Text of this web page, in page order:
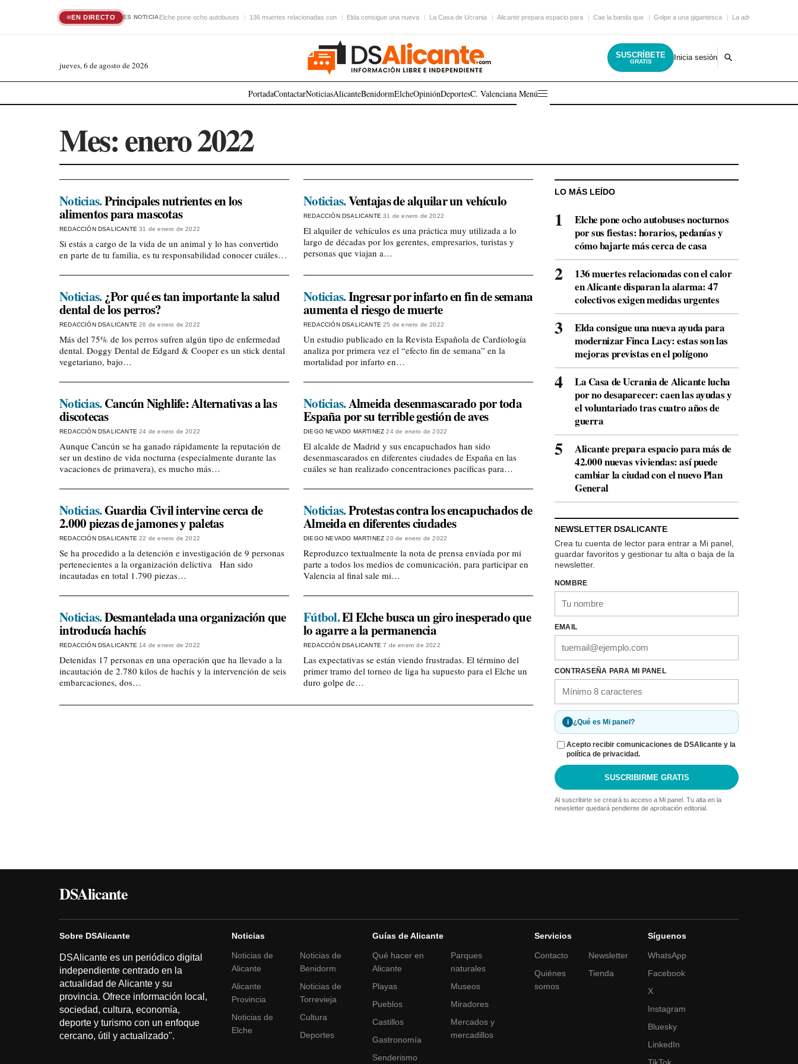
EN DIRECTO ES NOTICIAElche pone ocho autobuses 136 muertes relacionadas con Elda consigue una nueva La Casa de Ucrania Alicante prepara espacio para Cae la banda que Golpe a una gigantesca La advertencia para
jueves, 6 de agosto de 2026
SUSCRÍBETE
GRATIS Inicia sesión
PortadaContactarNoticiasAlicanteBenidormElcheOpiniónDeportesC. Valenciana Menú
Mes:enero 2022
Noticias.Principales nutrientes en los
alimentos para mascotas
REDACCIÓN DSALICANTE31 de enero de 2022
Si estás a cargo de la vida de un animal y lo has convertido
en parte de tu familia, es tu responsabilidad conocer cuáles…
Noticias.Ventajas de alquilar un vehículo
REDACCIÓN DSALICANTE31 de enero de 2022
El alquiler de vehículos es una práctica muy utilizada a lo
largo de décadas por los gerentes, empresarios, turistas y
personas que viajan a…
Noticias.¿Por qué es tan importante la salud
dental de los perros?
REDACCIÓN DSALICANTE26 de enero de 2022
Más del 75% de los perros sufren algún tipo de enfermedad
dental. Doggy Dental de Edgard & Cooper es un stick dental
vegetariano, bajo…
Noticias.Ingresar por infarto en fin de semana
aumenta el riesgo de muerte
REDACCIÓN DSALICANTE25 de enero de 2022
Un estudio publicado en la Revista Española de Cardiología
analiza por primera vez el “efecto fin de semana” en la
mortalidad por infarto en…
Noticias.Cancún Nighlife: Alternativas a las
discotecas
REDACCIÓN DSALICANTE24 de enero de 2022
Aunque Cancún se ha ganado rápidamente la reputación de
ser un destino de vida nocturna (especialmente durante las
vacaciones de primavera), es mucho más…
Noticias.Almeida desenmascarado por toda
España por su terrible gestión de aves
DIEGO NEVADO MARTINEZ24 de enero de 2022
El alcalde de Madrid y sus encapuchados han sido
desenmascarados en diferentes ciudades de España en las
cuáles se han realizado concentraciones pacíficas para…
Noticias.Guardia Civil intervine cerca de
2.000 piezas de jamones y paletas
REDACCIÓN DSALICANTE22 de enero de 2022
Se ha procedido a la detención e investigación de 9 personas
pertenecientes a la organización delictiva Han sido
incautadas en total 1.790 piezas…
Noticias.Protestas contra los encapuchados de
Almeida en diferentes ciudades
DIEGO NEVADO MARTINEZ20 de enero de 2022
Reproduzco textualmente la nota de prensa enviada por mi
parte a todos los medios de comunicación, para participar en
Valencia al final sale mi…
Noticias.Desmantelada una organización que
introducía hachís
REDACCIÓN DSALICANTE 14 de enero de 2022
Detenidas 17 personas en una operación que ha llevado a la
incautación de 2.780 kilos de hachís y la intervención de seis
embarcaciones, dos…
Fútbol.El Elche busca un giro inesperado que
lo agarre a la permanencia
REDACCIÓN DSALICANTE7 de enero de 2022
Las expectativas se están viendo frustradas. El término del
primer tramo del torneo de liga ha supuesto para el Elche un
duro golpe de…
LO MÁS LEÍDO
Elche pone ocho autobuses nocturnos
por sus fiestas: horarios, pedanías y
cómo bajarte más cerca de casa
136 muertes relacionadas con el calor
en Alicante disparan la alarma: 47
colectivos exigen medidas urgentes
Elda consigue una nueva ayuda para
modernizar Finca Lacy: estas son las
mejoras previstas en el polígono
La Casa de Ucrania de Alicante lucha
por no desaparecer: caen las ayudas y
el voluntariado tras cuatro años de
guerra
Alicante prepara espacio para más de
42.000 nuevas viviendas: así puede
cambiar la ciudad con el nuevo Plan
General
NEWSLETTER DSALICANTE
Crea tu cuenta de lector para entrar a Mi panel,
guardar favoritos y gestionar tu alta o baja de la
newsletter.
NOMBRE
EMAIL
CONTRASEÑA PARA MI PANEL
i ¿Qué es Mi panel?
Acepto recibir comunicaciones de DSAlicante y la
política de privacidad.
SUSCRIBIRME GRATIS
Al suscribirte se creará tu acceso a Mi panel. Tu alta en la
newsletter quedará pendiente de aprobación editorial.
DSAlicante
Sobre DSAlicante
DSAlicante es un periódico digital
independiente centrado en la
actualidad de Alicante y su
provincia. Ofrece información local,
sociedad, cultura, economía,
deporte y turismo con un enfoque
cercano, útil y actualizado".
Noticias
Noticias de
Alicante
Alicante
Provincia
Noticias de
Elche
Noticias de
Benidorm
Noticias de
Torrevieja
Cultura
Deportes
Guías de Alicante
Qué hacer en
Alicante
Playas
Pueblos
Castillos
Gastronomía
Senderismo
Parques
naturales
Museos
Miradores
Mercados y
mercadillos
Servicios
Contacto
Quiénes
somos
Newsletter
Tienda
Síguenos
WhatsApp
Facebook
X
Instagram
Bluesky
LinkedIn